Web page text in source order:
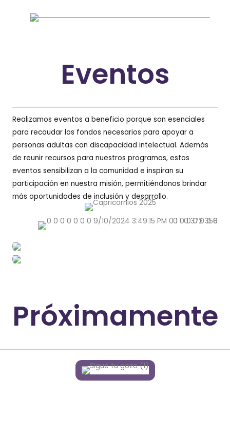
Eventos
Realizamos eventos a beneficio porque son esenciales
para recaudar los fondos necesarios para apoyar a
personas adultas con discapacidad intelectual. Además
de reunir recursos para nuestros programas, estos
eventos sensibilizan a la comunidad e inspiran su
participación en nuestra misión, permitiéndonos brindar
más oportunidades de inclusión y desarrollo.
Próximamente